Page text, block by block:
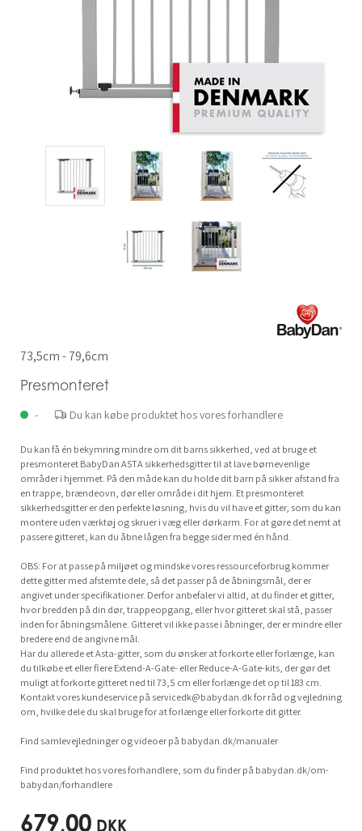
73,5cm - 79,6cm
Presmonteret
- Du kan købe produktet hos vores forhandlere
Du kan få én bekymring mindre om dit barns sikkerhed, ved at bruge et
presmonteret BabyDan ASTA sikkerhedsgitter til at lave børnevenlige
områder i hjemmet. På den måde kan du holde dit barn på sikker afstand fra
en trappe, brændeovn, dør eller område i dit hjem. Et presmonteret
sikkerhedsgitter er den perfekte løsning, hvis du vil have et gitter, som du kan
montere uden værktøj og skruer i væg eller dørkarm. For at gøre det nemt at
passere gitteret, kan du åbne lågen fra begge sider med én hånd.
OBS: For at passe på miljøet og mindske vores ressourceforbrug kommer
dette gitter med afstemte dele, så det passer på de åbningsmål, der er
angivet under specifikationer. Derfor anbefaler vi altid, at du finder et gitter,
hvor bredden på din dør, trappeopgang, eller hvor gitteret skal stå, passer
inden for åbningsmålene. Gitteret vil ikke passe i åbninger, der er mindre eller
bredere end de angivne mål.
Har du allerede et Asta-gitter, som du ønsker at forkorte eller forlænge, kan
du tilkøbe et eller flere Extend-A-Gate- eller Reduce-A-Gate-kits, der gør det
muligt at forkorte gitteret ned til 73,5 cm eller forlænge det op til 183 cm.
Kontakt vores kundeservice på servicedk@babydan.dkfor råd og vejledning
om, hvilke dele du skal bruge for at forlænge eller forkorte dit gitter.
Find samlevejledninger og videoer på babydan.dk/manualer
Find produktet hos vores forhandlere, som du finder på babydan.dk/om-
babydan/forhandlere
679,00 DKK